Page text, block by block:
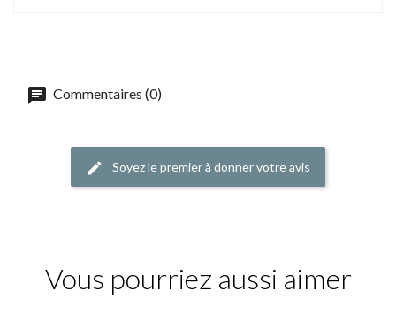
Commentaires (0)
Soyez le premier à donner votre avis
Vous pourriez aussi aimer